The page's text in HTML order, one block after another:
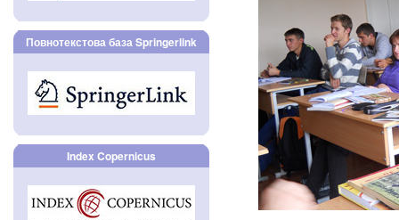
Повнотекстова база Springerlink
Index Copernicus